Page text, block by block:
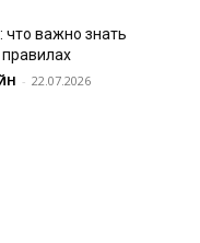
что важно знать
- 22.07.2026